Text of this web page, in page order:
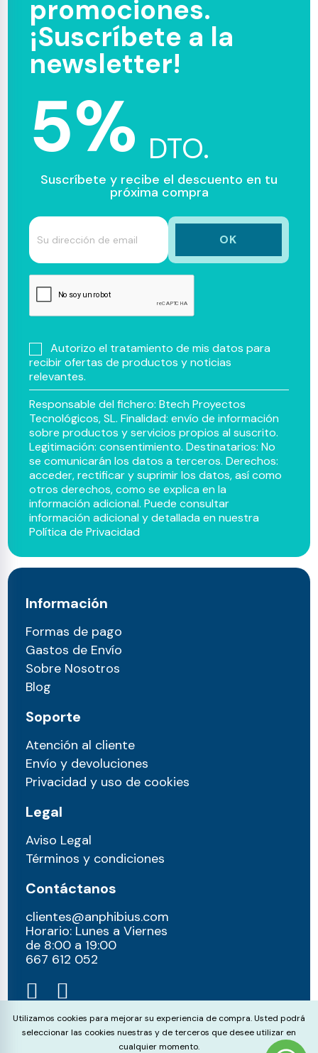
promociones.
¡Suscríbete a la
newsletter!
5% DTO.
Suscríbete y recibe el descuento en tu
próxima compra
Autorizo el tratamiento de mis datos para
recibir ofertas de productos y noticias
relevantes.
Responsable del fichero: Btech Proyectos
Tecnológicos, SL. Finalidad: envío de información
sobre productos y servicios propios al suscrito.
Legitimación: consentimiento. Destinatarios: No
se comunicarán los datos a terceros. Derechos:
acceder, rectificar y suprimir los datos, así como
otros derechos, como se explica en la
información adicional. Puede consultar
información adicional y detallada en nuestra
Política de Privacidad
Información
Formas de pago
Gastos de Envío
Sobre Nosotros
Blog
Soporte
Atención al cliente
Envío y devoluciones
Privacidad y uso de cookies
Legal
Aviso Legal
Términos y condiciones
Contáctanos
clientes@anphibius.com
Horario: Lunes a Viernes
de 8:00 a 19:00
667 612 052​
Cookie Consent
Utilizamos cookies para mejorar su experiencia de compra. Usted podrá
seleccionar las cookies nuestras y de terceros que desee utilizar en
cualquier momento.